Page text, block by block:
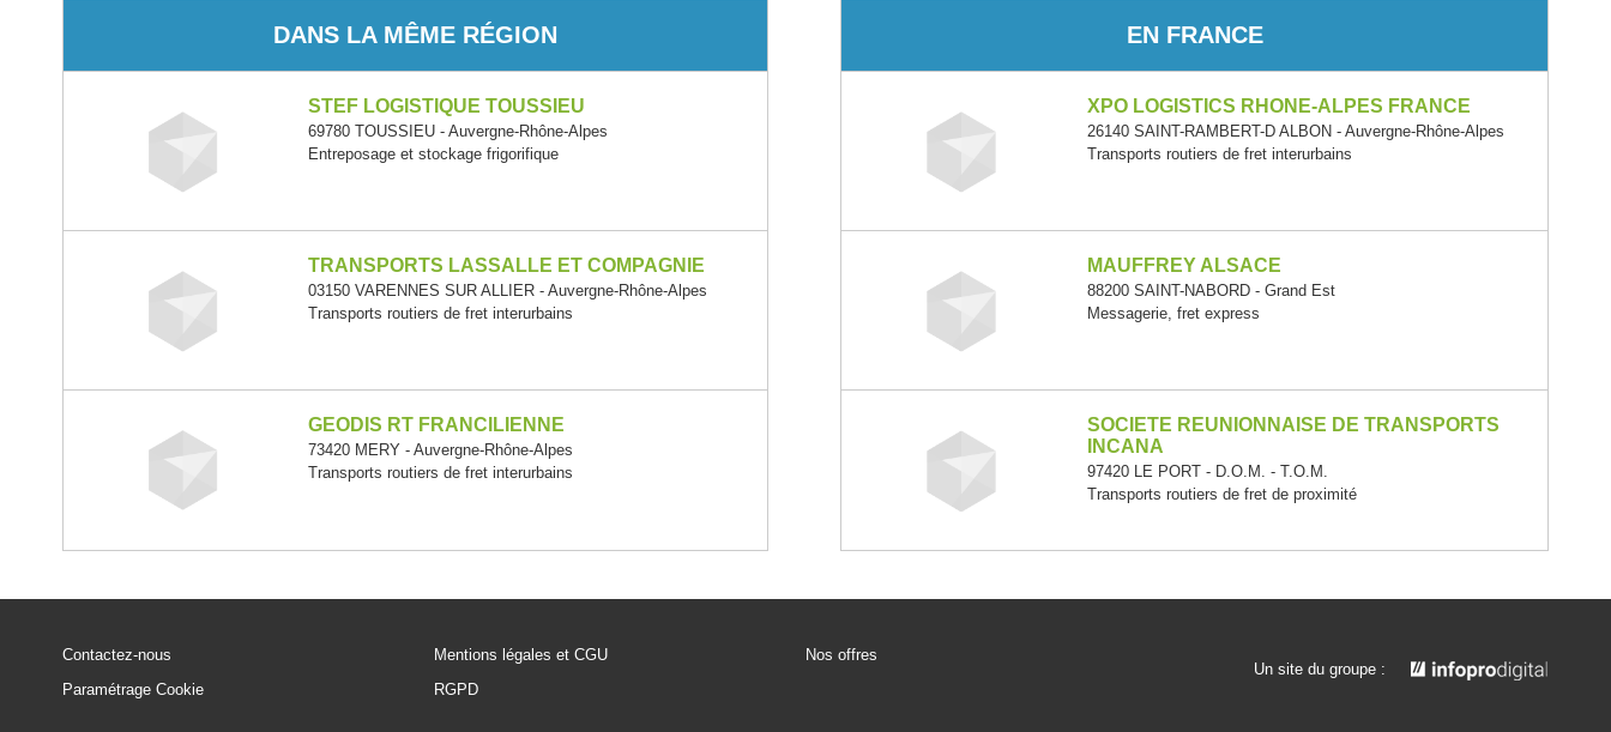
DANS LA MÊME RÉGION
STEF LOGISTIQUE TOUSSIEU
69780 TOUSSIEU - Auvergne-Rhône-Alpes
Entreposage et stockage frigorifique
TRANSPORTS LASSALLE ET COMPAGNIE
03150 VARENNES SUR ALLIER - Auvergne-Rhône-Alpes
Transports routiers de fret interurbains
GEODIS RT FRANCILIENNE
73420 MERY - Auvergne-Rhône-Alpes
Transports routiers de fret interurbains
EN FRANCE
XPO LOGISTICS RHONE-ALPES FRANCE
26140 SAINT-RAMBERT-D ALBON - Auvergne-Rhône-Alpes
Transports routiers de fret interurbains
MAUFFREY ALSACE
88200 SAINT-NABORD - Grand Est
Messagerie, fret express
SOCIETE REUNIONNAISE DE TRANSPORTS
INCANA
97420 LE PORT - D.O.M. - T.O.M.
Transports routiers de fret de proximité
Contactez-nous
Paramétrage Cookie
Mentions légales et CGU
RGPD
Nos offres
Un site du groupe :